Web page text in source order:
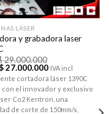
LÁSER
y grabadora laser
29.000.000
27.000.000El
precio
actual
es:
COP
$ 27.000.000.
IVA incl
cortadora láser 1390C
con el innovador y exclusivo
Co2 Kentron, una
de corte de 150mm/s,